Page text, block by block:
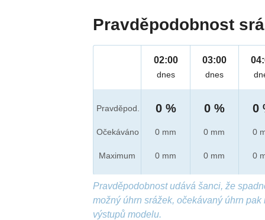
Pravděpodobnost
Pravděpod.
Očekáváno
Maximum
02:00
dnes
0 %
0 mm
0 mm
03:00
dnes
0 %
0 mm
0 mm
0
0
0
Pravděpodobnost udává šanci, že
možný úhrn srážek, očekávaný úhrn
výstupů modelu.